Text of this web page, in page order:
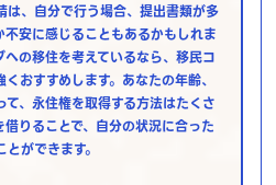
は、自分で行う場合、提出書類が多
不安に感じることもあるかもしれま
の移住を考えているなら、移民コ
おすすめします。あなたの年齢、
、永住権を取得する方法はたくさ
りることで、自分の状況に合った
ができます。